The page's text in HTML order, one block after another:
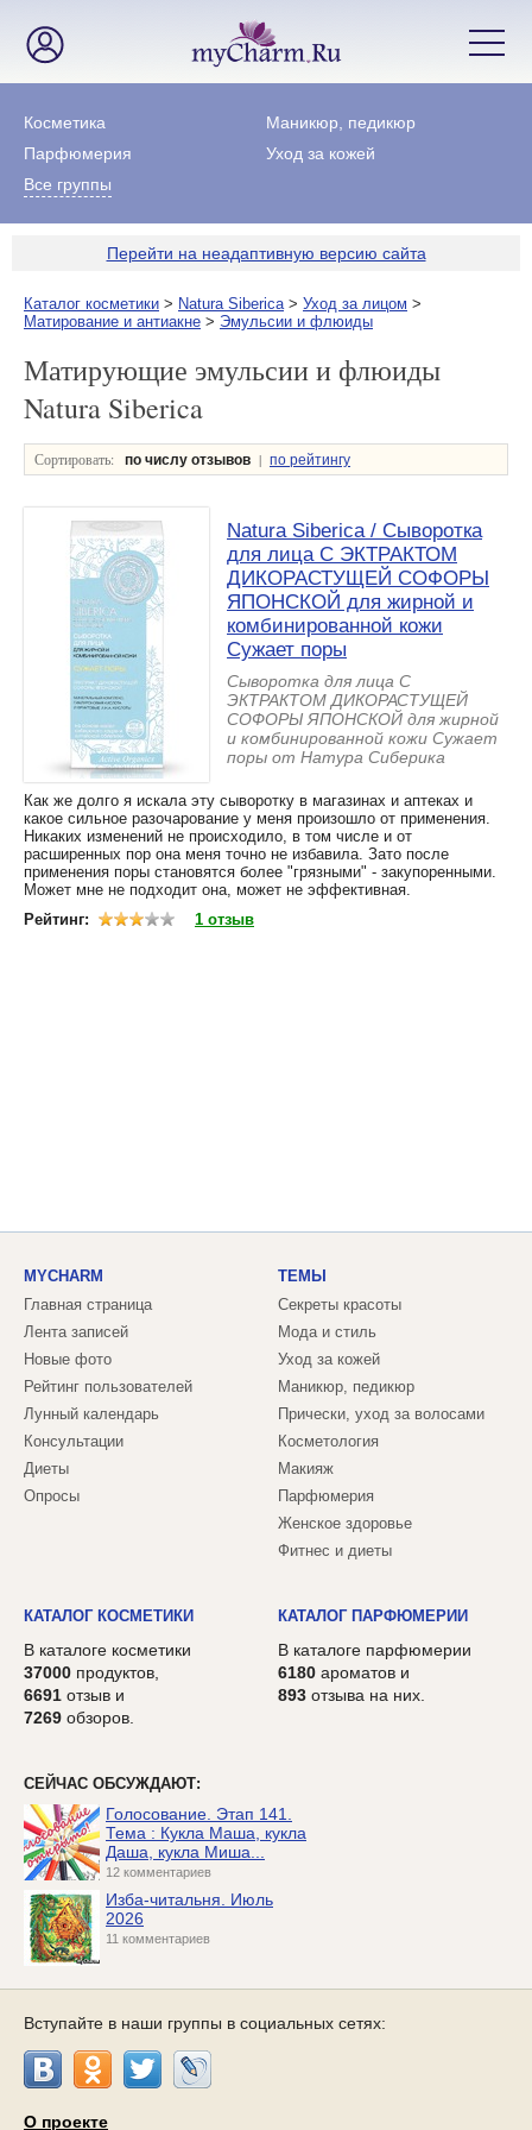
Косметика
Маникюр, педикюр
Парфюмерия
Уход за кожей
Все группы
Перейти на неадаптивную версию сайта
Каталог косметики > Natura Siberica> Уход за лицом >
Матирование и антиакне > Эмульсии и флюиды
Матирующие эмульсии и флюиды
Natura Siberica
Сортировать: по числу отзывов | по рейтингу
Natura Siberica / Сыворотка
для лица С ЭКТРАКТОМ
ДИКОРАСТУЩЕЙ СОФОРЫ
ЯПОНСКОЙ для жирной и
комбинированной кожи
Сужает поры
Сыворотка для лица С
ЭКТРАКТОМ ДИКОРАСТУЩЕЙ
СОФОРЫ ЯПОНСКОЙ для жирной
и комбинированной кожи Сужает
поры от Натура Сиберика
Как же долго я искала эту сыворотку в магазинах и аптеках и
какое сильное разочарование у меня произошло от применения.
Никаких изменений не происходило, в том числе и от
расширенных пор она меня точно не избавила. Зато после
применения поры становятся более "грязными" - закупоренными.
Может мне не подходит она, может не эффективная.
Рейтинг:
1 отзыв
MYCHARM
Главная страница
Лента записей
Новые фото
Рейтинг пользователей
Лунный календарь
Консультации
Диеты
Опросы
ТЕМЫ
Секреты красоты
Мода и стиль
Уход за кожей
Маникюр, педикюр
Прически, уход за волосами
Косметология
Макияж
Парфюмерия
Женское здоровье
Фитнес и диеты
КАТАЛОГ КОСМЕТИКИ
В каталоге косметики
37000 продуктов,
6691 отзыв и
7269 обзоров.
КАТАЛОГ ПАРФЮМЕРИИ
В каталоге парфюмерии
6180 ароматов и
893 отзыва на них.
СЕЙЧАС ОБСУЖДАЮТ:
Голосование. Этап 141.
Тема : Кукла Маша, кукла
Даша, кукла Миша...
12 комментариев
Изба-читальня. Июль
2026
11 комментариев
Вступайте в наши группы в социальных сетях:
О проекте